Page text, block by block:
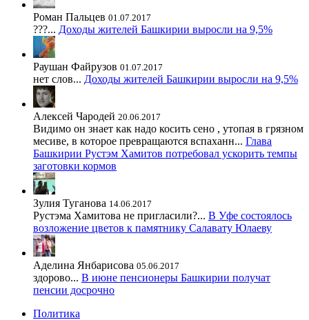
Роман Пальцев 01.07.2017
???... Доходы жителей Башкирии выросли на 9,5%
Раушан Файрузов 01.07.2017
нет слов... Доходы жителей Башкирии выросли на 9,5%
Алексей Чародей 20.06.2017
Видимо он знает как надо косить сено , утопая в грязном
месиве, в которое превращаются вспаханн... Глава
Башкирии Рустэм Хамитов потребовал ускорить темпы
заготовки кормов
Зулия Туганова 14.06.2017
Рустэма Хамитова не пригласили?... В Уфе состоялось
возложение цветов к памятнику Салавату Юлаеву
Аделина Янбарисова 05.06.2017
здорово... В июне пенсионеры Башкирии получат
пенсии досрочно
Политика